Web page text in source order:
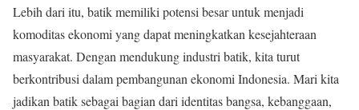
Lebih dari itu, batik memiliki potensi besar untuk menjadi
komoditas ekonomi yang dapat meningkatkan kesejahteraan
masyarakat. Dengan mendukung industri batik, kita turut
berkontribusi dalam pembangunan ekonomi Indonesia. Mari kita
jadikan batik sebagai bagian dari identitas bangsa, kebanggaan,